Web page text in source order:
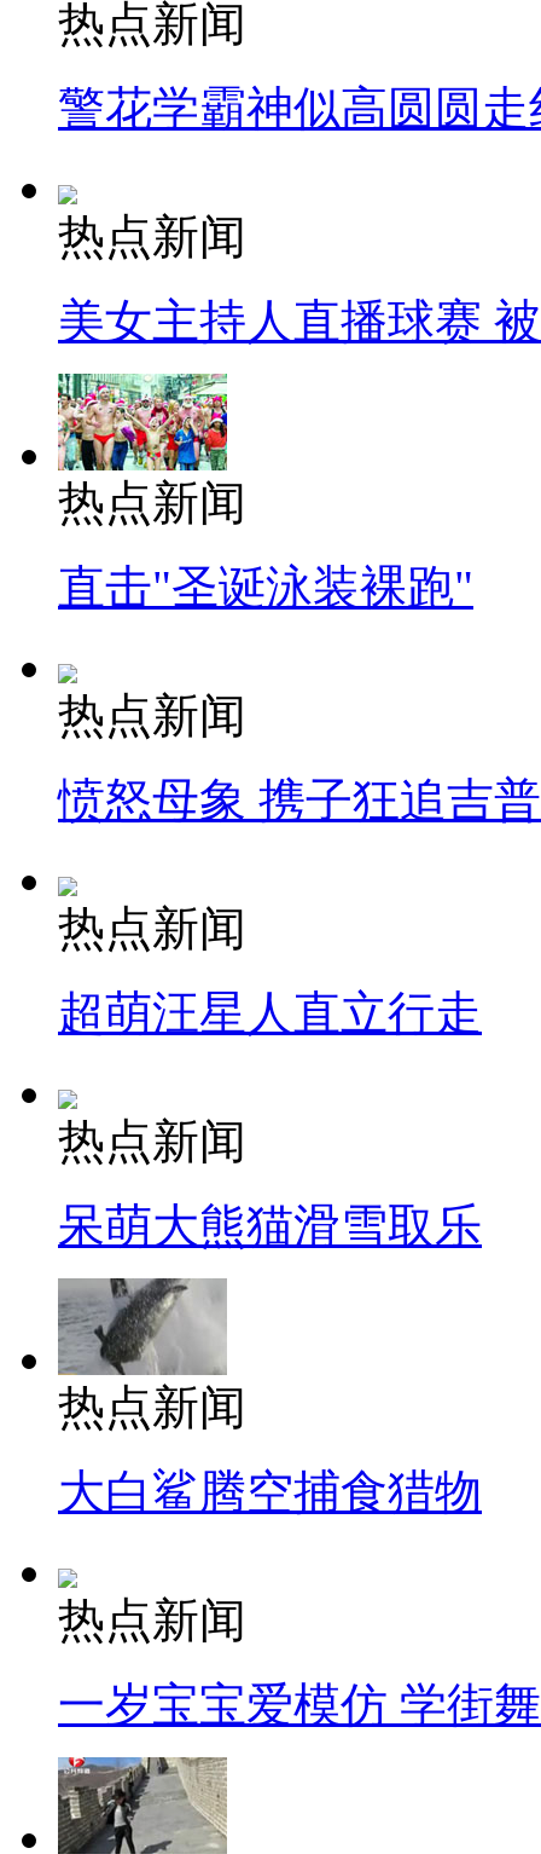
热点新闻
警花学霸神似高圆圆走
热点新闻
美女主持人直播球赛
热点新闻
直击"圣诞泳装裸跑"
热点新闻
愤怒母象 携子狂追吉
热点新闻
超萌汪星人直立行走
热点新闻
呆萌大熊猫滑雪取乐
热点新闻
大白鲨腾空捕食猎物
热点新闻
一岁宝宝爱模仿 学街